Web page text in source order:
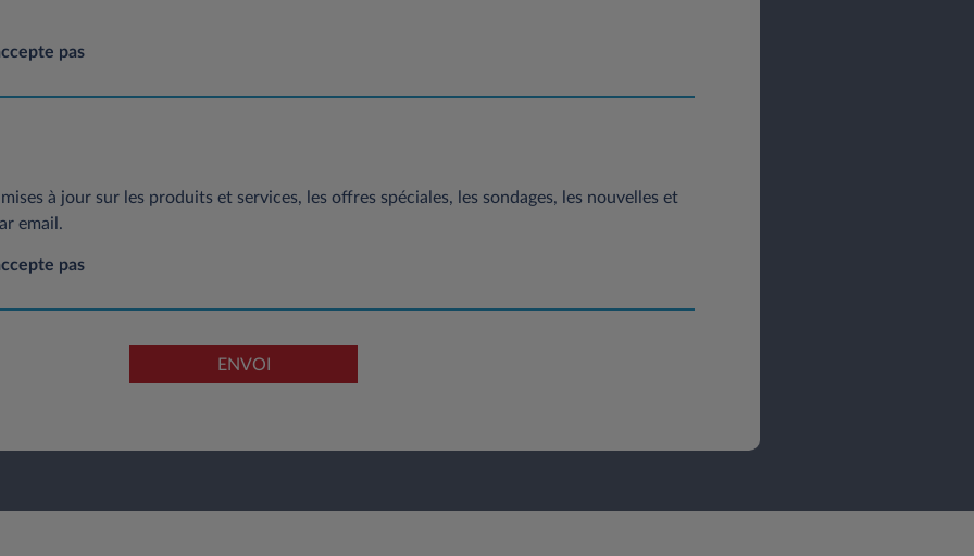
pas
à jour sur les produits et services, les offres spéciales, les sondages, les nouvelles et
email.
pas
ENVOI